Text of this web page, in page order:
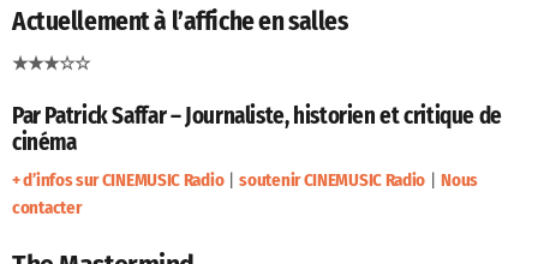
Actuellement à l’affiche en salles
★★★☆☆
Par Patrick Saffar – Journaliste, historien et critique de
cinéma
+ d’infos sur CINEMUSIC Radio|soutenir CINEMUSIC Radio |Nous
contacter